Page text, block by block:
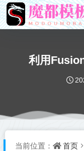
利用
当前位置： 首页